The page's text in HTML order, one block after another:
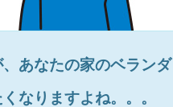
あなたの家のベランダ
なりますよね。。。